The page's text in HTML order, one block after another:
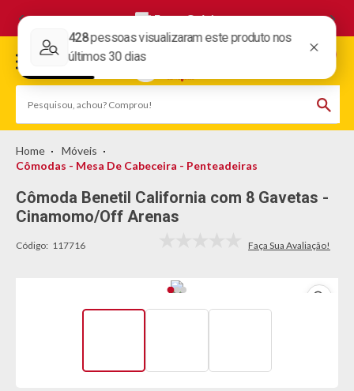
Frete Grátis
Móveis
Cômodas - Mesa De Cabeceira - Penteadeiras
Cômoda Benetil California com 8 Gavetas -
Cinamomo/Off Arenas
Código: 117716